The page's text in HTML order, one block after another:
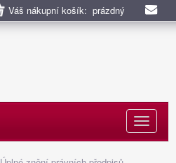
Váš nákupní košík: prázdný